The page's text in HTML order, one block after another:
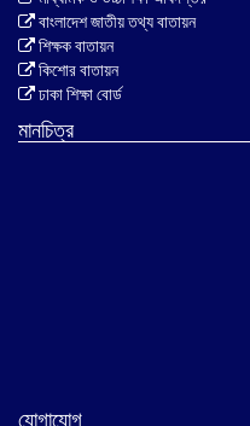
বাংলাদেশ জাতীয় তথ্য বাতায়ন
শিক্ষক বাতায়ন
কিশোর বাতায়ন
ঢাকা শিক্ষা বোর্ড
মানচিত্র
যোগাযোগ